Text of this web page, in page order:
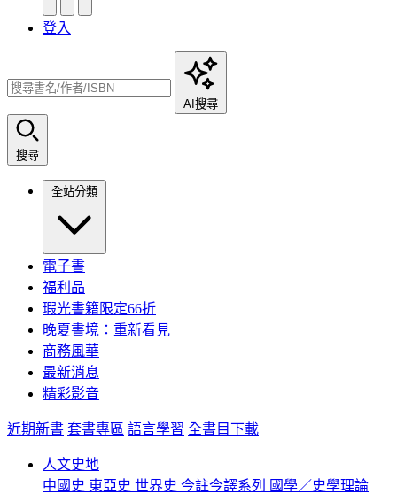
登入
AI搜尋
搜尋
全站分類
電子書
福利品
瑕光書籍限定66折
晚夏書境：重新看見
商務風華
最新消息
精彩影音
近期新書 套書專區 語言學習 全書目下載
人文史地
中國史 東亞史 世界史 今註今譯系列 國學／史學理論